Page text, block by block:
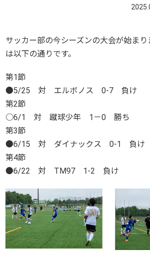
サッカー部の今シーズンの大会が始ま
は以下の通りです。
第1節
●5/25 対 エルボノス 0-7 負け
第2節
○6/1 対 蹴球少年 1－0 勝ち
第3節
●6/15 対 ダイナックス 0-1 負け
第4節
●6/22 対 TM97 1-2 負け